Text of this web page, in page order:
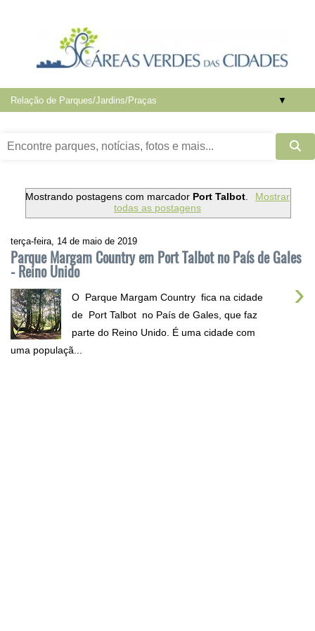
▼
Mostrando postagens com marcador Port Talbot.
Mostrar
todas as postagens
terça-feira, 14 de maio de 2019
Parque Margam Country em Port Talbot no País de Gales
- Reino Unido
›
O Parque Margam Country fica na cidade
de Port Talbot no País de Gales, que faz
parte do Reino Unido. É uma cidade com
uma populaçã...